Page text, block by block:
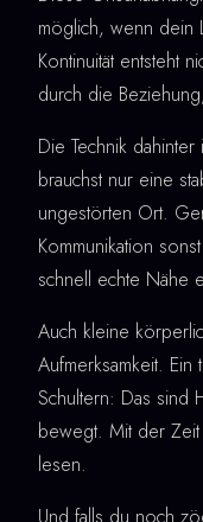
möglich, wenn dein
Kontinuität entsteht
durch die
Die Technik
brauchst nur eine
ungestörten Ort.
Kommunikation
schnell echte Nähe
Auch kleine
Aufmerksamkeit.
Schultern: Das sind
bewegt. Mit der
lesen.